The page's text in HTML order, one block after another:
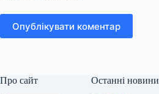
Опублікувати коментар
Про сайт Останні новини